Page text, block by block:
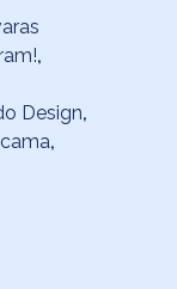
,
Design,
,